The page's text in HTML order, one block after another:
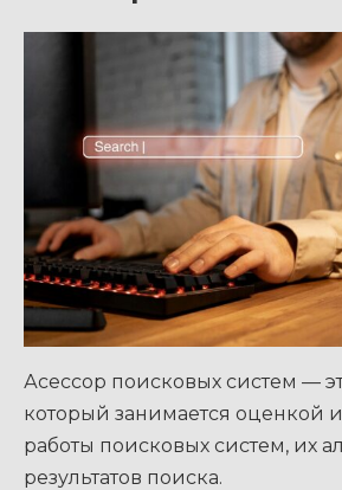
Асессор поисковых систем —
который занимается оценкой
работы поисковых систем, их
результатов поиска.